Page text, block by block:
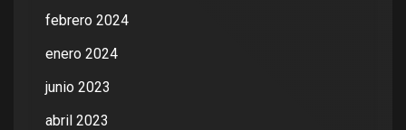
febrero 2024
enero 2024
junio 2023
abril 2023